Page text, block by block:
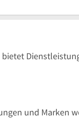
und Marken